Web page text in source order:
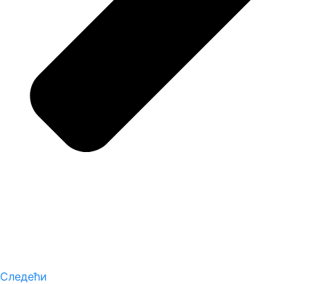
Следећи